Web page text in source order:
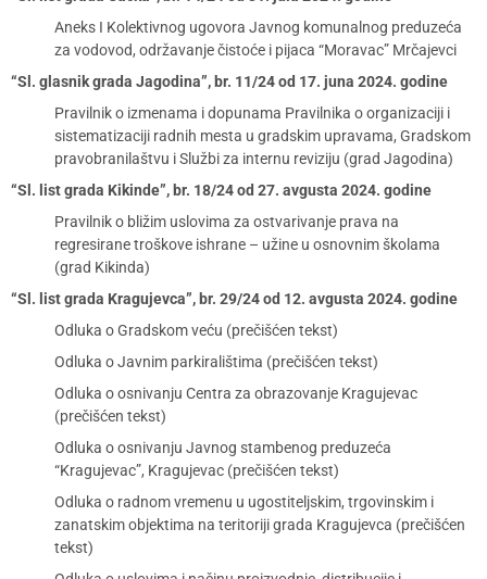
Aneks I Kolektivnog ugovora Javnog komunalnog preduzeća
za vodovod, održavanje čistoće i pijaca “Moravac” Mrčajevci
“Sl. glasnik grada Jagodina”, br. 11/24 od 17. juna 2024. godine
Pravilnik o izmenama i dopunama Pravilnika o organizaciji i
sistematizaciji radnih mesta u gradskim upravama, Gradskom
pravobranilaštvu i Službi za internu reviziju (grad Jagodina)
“Sl. list grada Kikinde”, br. 18/24 od 27. avgusta 2024. godine
Pravilnik o bližim uslovima za ostvarivanje prava na
regresirane troškove ishrane – užine u osnovnim školama
(grad Kikinda)
“Sl. list grada Kragujevca”, br. 29/24 od 12. avgusta 2024. godine
Odluka o Gradskom veću (prečišćen tekst)
Odluka o Javnim parkiralištima (prečišćen tekst)
Odluka o osnivanju Centra za obrazovanje Kragujevac
(prečišćen tekst)
Odluka o osnivanju Javnog stambenog preduzeća
“Kragujevac”, Kragujevac (prečišćen tekst)
Odluka o radnom vremenu u ugostiteljskim, trgovinskim i
zanatskim objektima na teritoriji grada Kragujevca (prečišćen
tekst)